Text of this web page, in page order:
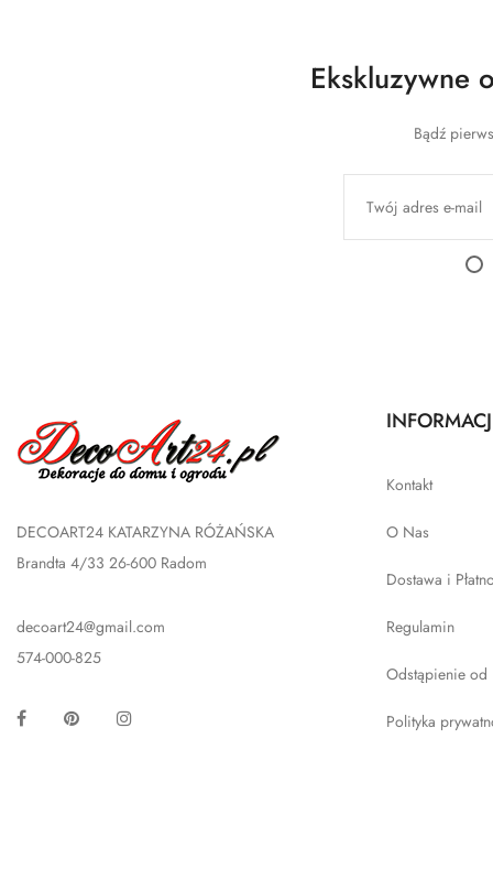
Ekskluzywne
Bądź
DECOART24 KATARZYNA RÓŻAŃSKA
Brandta 4/33 26-600 Radom
decoart24@gmail.com
574-000-825
Facebook Pinterest
Kontakt
O Nas
Dostawa i
Regulamin
Odstąpienie od
Polityka